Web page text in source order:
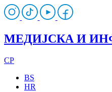
МЕДИЈСКА И
CP
BS
HR